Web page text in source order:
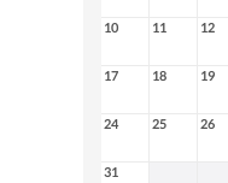
10 11 12
17 18 19
24 25 26
31